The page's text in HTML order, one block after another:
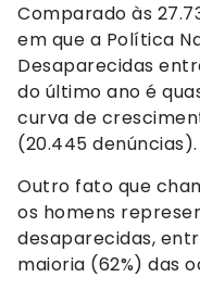
Comparado às
em que a Política
Desaparecidas
do último ano é
curva de
(20.445 denúncias).
Outro fato que
os homens
desaparecidas,
maioria (62%) das